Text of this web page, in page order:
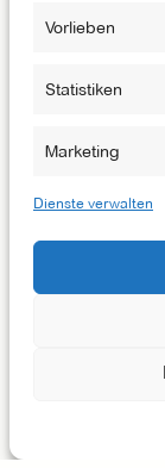
Vorlieben
Statistiken
Marketing
Dienste verwalten
KONTAKT